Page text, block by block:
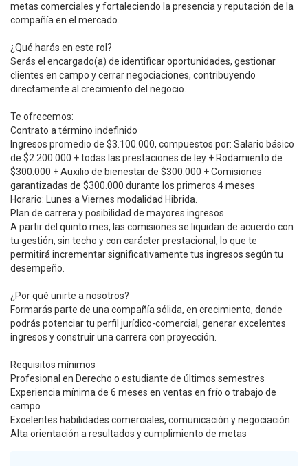
metas comerciales y fortaleciendo la presencia y reputación de la
compañía en el mercado.
¿Qué harás en este rol?
Serás el encargado(a) de identificar oportunidades, gestionar
clientes en campo y cerrar negociaciones, contribuyendo
directamente al crecimiento del negocio.
Te ofrecemos:
Contrato a término indefinido
Ingresos promedio de $3.100.000, compuestos por: Salario básico
de $2.200.000 + todas las prestaciones de ley + Rodamiento de
$300.000 + Auxilio de bienestar de $300.000 + Comisiones
garantizadas de $300.000 durante los primeros 4 meses
Horario: Lunes a Viernes modalidad Hibrida.
Plan de carrera y posibilidad de mayores ingresos
A partir del quinto mes, las comisiones se liquidan de acuerdo con
tu gestión, sin techo y con carácter prestacional, lo que te
permitirá incrementar significativamente tus ingresos según tu
desempeño.
¿Por qué unirte a nosotros?
Formarás parte de una compañía sólida, en crecimiento, donde
podrás potenciar tu perfil jurídico-comercial, generar excelentes
ingresos y construir una carrera con proyección.
Requisitos mínimos
Profesional en Derecho o estudiante de últimos semestres
Experiencia mínima de 6 meses en ventas en frío o trabajo de
campo
Excelentes habilidades comerciales, comunicación y negociación
Alta orientación a resultados y cumplimiento de metas